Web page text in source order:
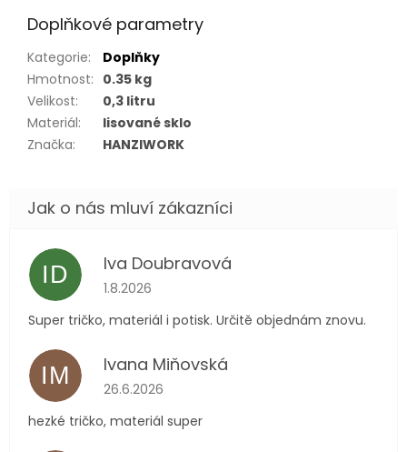
Doplňkové parametry
Kategorie:
Doplňky
Hmotnost: 0.35 kg
Velikost:
0,3 litru
Materiál:
lisované sklo
Značka: HANZIWORK
ID Iva Doubravová
Hodnocení obchodu je 5 z 5 hvězdiček.
1.8.2026
Super tričko, materiál i potisk. Určitě objednám znovu.
IM Ivana Miňovská
Hodnocení obchodu je 5 z 5 hvězdiček.
26.6.2026
hezké tričko, materiál super